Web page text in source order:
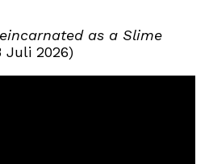
as a Slime
Juli 2026)